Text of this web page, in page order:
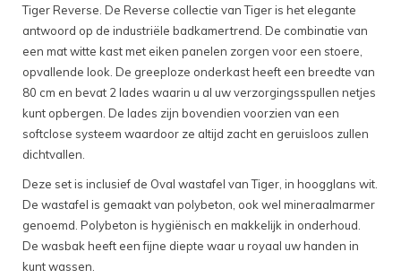
Tiger Reverse. De Reverse collectie van Tiger is het elegante
antwoord op de industriële badkamertrend. De combinatie van
een mat witte kast met eiken panelen zorgen voor een stoere,
opvallende look. De greeploze onderkast heeft een breedte van
80 cm en bevat 2 lades waarin u al uw verzorgingsspullen netjes
kunt opbergen. De lades zijn bovendien voorzien van een
softclose systeem waardoor ze altijd zacht en geruisloos zullen
dichtvallen.
Deze set is inclusief de Oval wastafel van Tiger, in hoogglans wit.
De wastafel is gemaakt van polybeton, ook wel mineraalmarmer
genoemd. Polybeton is hygiënisch en makkelijk in onderhoud.
De wasbak heeft een fijne diepte waar u royaal uw handen in
kunt wassen.